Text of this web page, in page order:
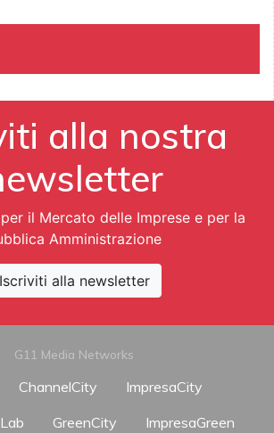
alla nostra
il Mercato delle Imprese e per la
Amministrazione
Iscriviti alla newsletter
G11 Media Networks
ChannelCity
ImpresaCity
GreenCity
ImpresaGreen